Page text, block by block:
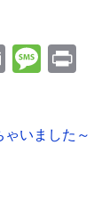
Email
いました～